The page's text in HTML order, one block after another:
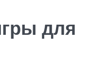
для